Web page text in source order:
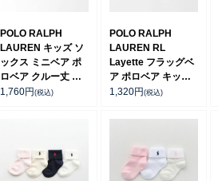
POLO RALPH
LAUREN キッズ ソ
ックス ミニベア ポ
ロベア クルー丈 日
本製 04835200
1,760円(税込)
POLO RALPH
LAUREN RL
Layette フラッグベ
ア ポロベア キッズ
ソックス 04883176
1,320円(税込)